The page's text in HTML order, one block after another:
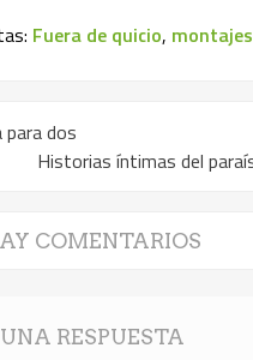
Fuera de quicio, montajes
para dos
Historias íntimas del
COMENTARIOS
RESPUESTA